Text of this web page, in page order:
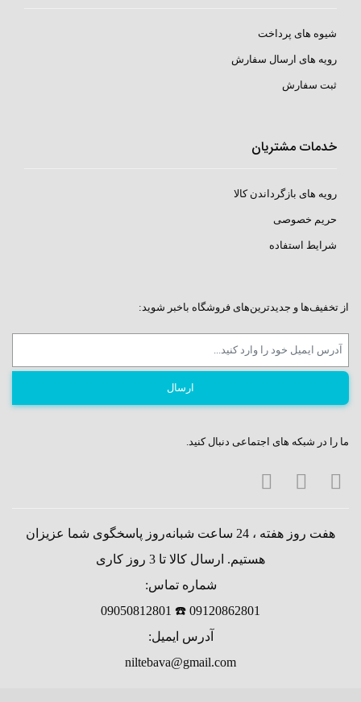
شیوه های پرداخت
رویه های ارسال سفارش
ثبت سفارش
خدمات مشتریان
رویه های بازگرداندن کالا
حریم خصوصی
شرایط استفاده
از تخفیف‌ها و جدیدترین‌های فروشگاه باخبر شوید:
ما را در شبکه های اجتماعی دنبال کنید.
هفت روز هفته ، 24 ساعت شبانه‌روز پاسخگوی شما عزیزان
هستیم. ارسال کالا تا 3 روز کاری
شماره تماس:
09120862801 ☎️ 09050812801
آدرس ایمیل:
niltebava@gmail.com